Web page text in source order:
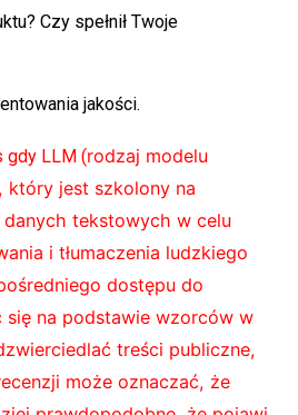
Czy spełnił Twoje
jakości.
gdy LLM (rodzaj modelu
który jest szkolony na
tekstowych w celu
i tłumaczenia ludzkiego
dostępu do
się na podstawie wzorców w
treści publiczne,
może oznaczać, że